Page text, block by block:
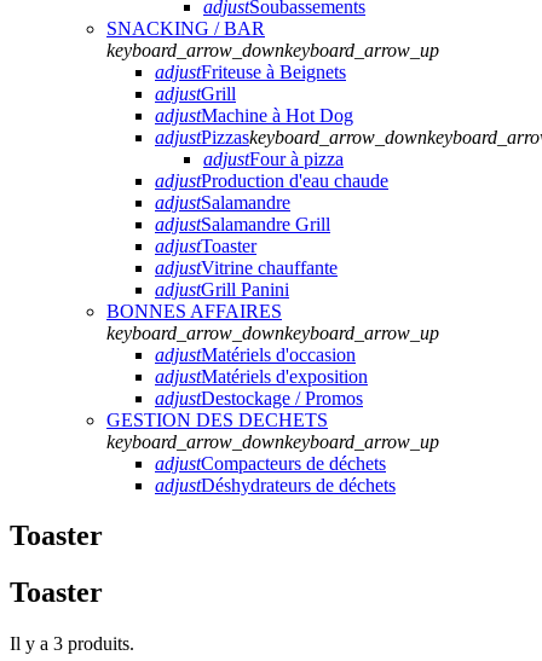
adjustSoubassements
SNACKING / BAR
keyboard_arrow_downkeyboard_arrow_up
adjustFriteuse à Beignets
adjustGrill
adjustMachine à Hot Dog
adjustPizzaskeyboard_arrow_down
adjustFour à pizza
adjustProduction d'eau chaude
adjustSalamandre
adjustSalamandre Grill
adjustToaster
adjustVitrine chauffante
adjustGrill Panini
BONNES AFFAIRES
keyboard_arrow_downkeyboard_arrow_up
adjustMatériels d'occasion
adjustMatériels d'exposition
adjustDestockage / Promos
GESTION DES DECHETS
keyboard_arrow_downkeyboard_arrow_up
adjustCompacteurs de déchets
adjustDéshydrateurs de déchets
Toaster
Toaster
Il y a 3 produits.